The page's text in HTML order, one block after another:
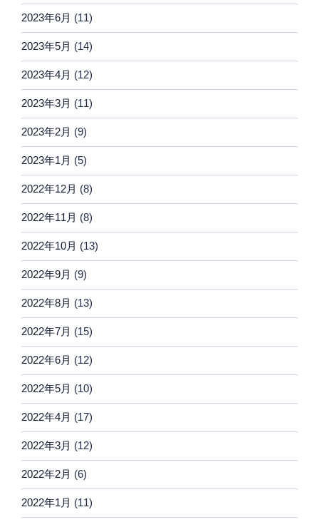
2023年6月 (11)
2023年5月 (14)
2023年4月 (12)
2023年3月 (11)
2023年2月 (9)
2023年1月 (5)
2022年12月 (8)
2022年11月 (8)
2022年10月 (13)
2022年9月 (9)
2022年8月 (13)
2022年7月 (15)
2022年6月 (12)
2022年5月 (10)
2022年4月 (17)
2022年3月 (12)
2022年2月 (6)
2022年1月 (11)